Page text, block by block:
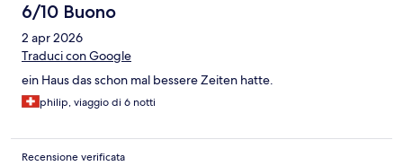
6/10 Buono
2 apr 2026
Traduci con Google
ein Haus das schon mal bessere Zeiten hatte.
philip, viaggio di 6 notti
Recensione verificata